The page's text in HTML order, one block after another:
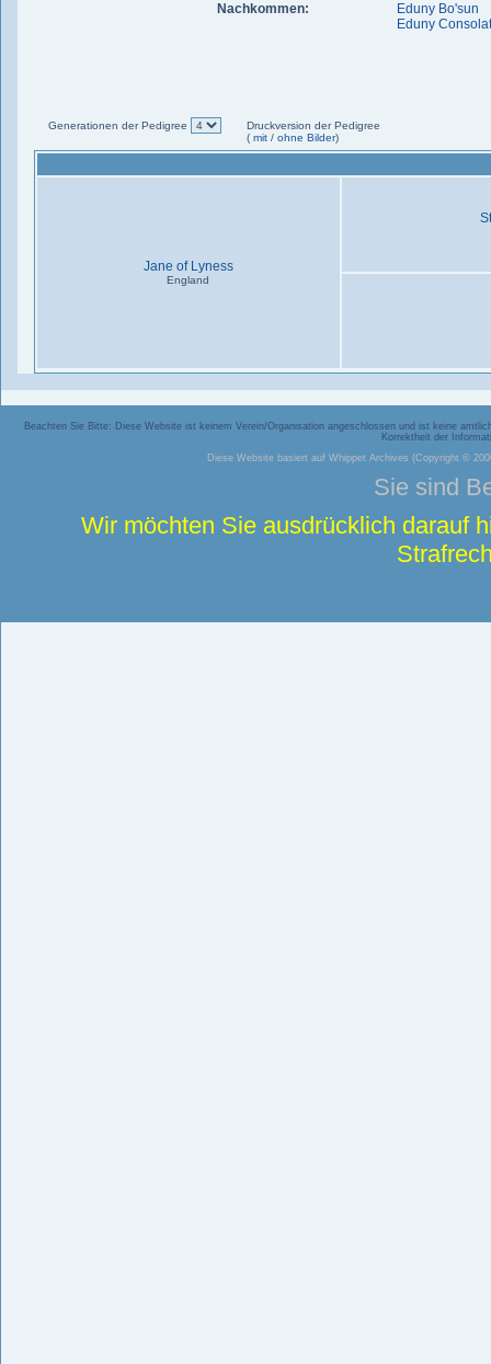
Nachkommen:
Eduny Bo'sun
Eduny
Generationen der Pedigree
Druckversion der Pedigree
( mit / ohne Bilder)
Jane of Lyness
England
Beachten Sie Bitte: Diese Website ist keinem Verein/Organisation angeschlossen und ist keine
Korrektheit der
Diese Website basiert auf Whippet Archives (Copyright ©
Sie sind
Wir möchten Sie ausdrücklich darauf